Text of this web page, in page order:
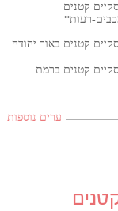
קטנים
רעות*
קטנים באור יהודה
קטנים ברמת
ערים נוספות